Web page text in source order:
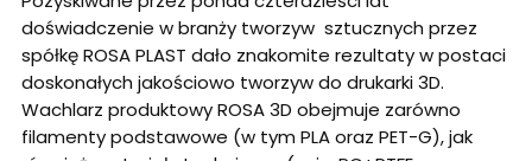
doświadczenie w branży tworzyw sztucznych przez
spółkę ROSA PLAST dało znakomite rezultaty w postaci
doskonałych jakościowo tworzyw do drukarki 3D.
Wachlarz produktowy ROSA 3D obejmuje zarówno
filamenty podstawowe (w tym PLA oraz PET-G), jak